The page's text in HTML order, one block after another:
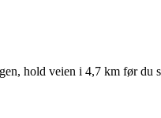
hold veien i 4,7 km før